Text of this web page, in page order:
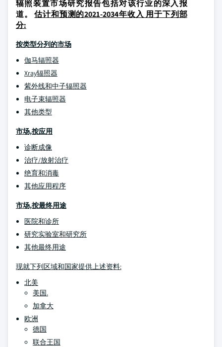
辐照装置市场研究报告包括对该行业的深入报
道。估计和预测的2021-2034年收入 用于下列部
分:
按类型分列的市场
伽马辐照器
Xray辐照器
紫外线和中子辐照器
电子束辐照器
其他类型
市场,按应用
诊断成像
治疗/放射治疗
绝育和消毒
其他应用程序
市场,按最终用途
医院和诊所
研究实验室和研究所
其他最终用途
现就下列区域和国家提供上述资料:
北美
美国.
加拿大
欧洲
德国
联合王国